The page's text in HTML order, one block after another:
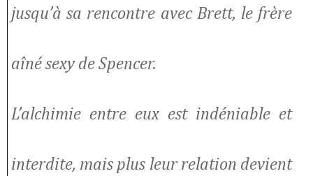
jusqu’à sa rencontre avec Brett, le frère
aîné sexy de Spencer.
L’alchimie entre eux est indéniable et
interdite, mais plus leur relation devient